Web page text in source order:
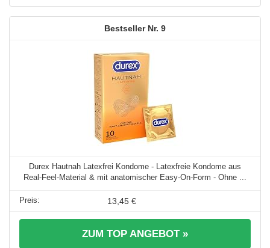
9
Durex Hautnah Latexfrei Kondome - Latexfreie Kondome aus
Real-Feel-Material & mit anatomischer Easy-On-Form - Ohne ...
13,45 €
ZUM TOP ANGEBOT »